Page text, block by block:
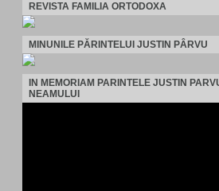
REVISTA FAMILIA ORTODOXA
MINUNILE PĂRINTELUI JUSTIN PÂRVU
IN MEMORIAM PARINTELE JUSTIN
NEAMULUI